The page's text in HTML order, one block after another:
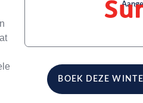
BOEK DEZE